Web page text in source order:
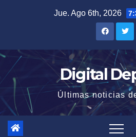
Jue. Ago 6th, 2026
Digital
Últimas noticias